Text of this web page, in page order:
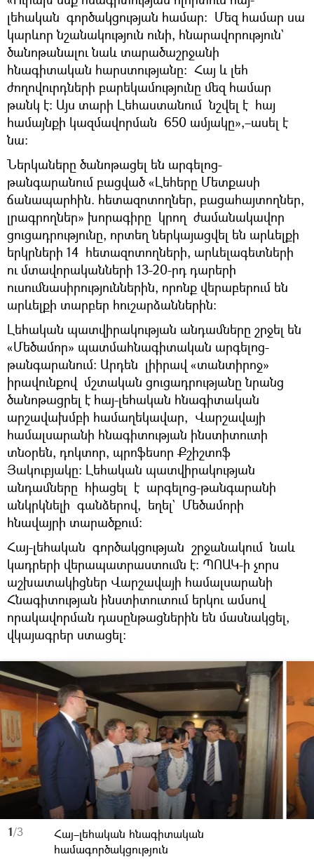
լեհական գործակցության համար: Մեզ համար սա
կարևոր նշանակություն ունի, հնարավորություն`
ծանոթանալու նաև տարածաշրջանի
հնագիտական հարստությանը։ Հայ և լեհ
ժողովուրդների բարեկամությունը մեզ համար
թանկ է: Այս տարի Լեհաստանում նշվել է հայ
համայնքի կազմավորման 650 ամյակը»,–ասել է
նա։
Ներկաները ծանոթացել են արգելոց-
թանգարանում բացված «Լեհերը Մետքասի
ճանապարհին. հետազոտողներ, բացահայտողներ,
լրագրողներ» խորագիրը կրող ժամանակավոր
ցուցադրությունը, որտեղ ներկայացվել են արևելքի
երկրների 14 հետազոտողների, արևելագետների
ու մտավորականների 13-20-րդ դարերի
ուսումնասիրություններին, որոնք վերաբերում են
արևելքի տարբեր հուշարձաններին։
Լեհական պատվիրակության անդամները շրջել են
«Մեծամոր» պատմահնագիտական արգելոց-
թանգարանում: Արդեն լիիրավ «տանտիրոջ»
իրավունքով մշտական ցուցադրությանը նրանց
ծանոթացրել է հայ-լեհական հնագիտական
արշավախմբի համաղեկավար, Վարշավայի
համալսարանի հնագիտության ինստիտուտի
տնօրեն, դոկտոր, պրոֆեսոր Քշիշտոֆ
Յակուբյակը: Լեհական պատվիրակության
անդամները հիացել է արգելոց-թանգարանի
անկրկնելի գանձերով, եղել` Մեծամորի
հնավայրի տարածքում:
Հայ-լեհական գործակցության շրջանակում նաև
կադրերի վերապատրաստումն է: ՊՈԱԿ-ի չորս
աշխատակիցներ Վարշավայի համալսարանի
Հնագիտության ինստիտուտում երկու ամսով
որակավորման դասընթացներին են մասնակցել,
վկայագրեր ստացել:
1/3
Հայ–լեհական հնագիտական
համագործակցություն